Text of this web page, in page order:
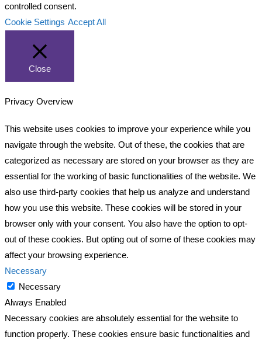
controlled consent.
Cookie Settings Accept All
Close
Privacy Overview
This website uses cookies to improve your experience while you
navigate through the website. Out of these, the cookies that are
categorized as necessary are stored on your browser as they are
essential for the working of basic functionalities of the website. We
also use third-party cookies that help us analyze and understand
how you use this website. These cookies will be stored in your
browser only with your consent. You also have the option to opt-
out of these cookies. But opting out of some of these cookies may
affect your browsing experience.
Necessary
Necessary
Always Enabled
Necessary cookies are absolutely essential for the website to
function properly. These cookies ensure basic functionalities and